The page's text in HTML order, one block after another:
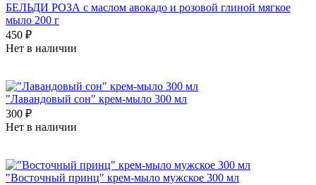
БЕЛЬДИ РОЗА с маслом авокадо и розовой глиной мягкое
мыло 200 г
450 ₽
Нет в наличии
"Лавандовый сон" крем-мыло 300 мл
300 ₽
Нет в наличии
"Восточный принц" крем-мыло мужское 300 мл